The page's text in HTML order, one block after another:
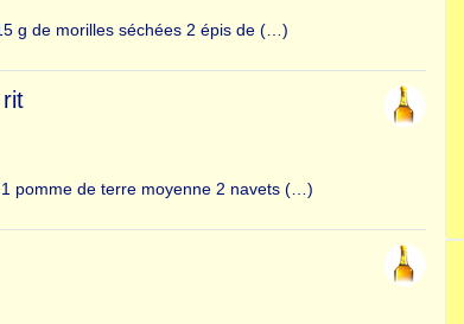
g de morilles séchées 2 épis de (…)
pomme de terre moyenne 2 navets (…)